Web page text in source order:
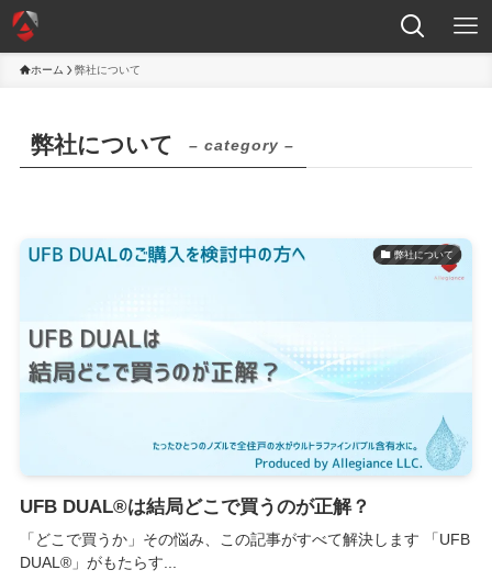
ホーム 弊社について
弊社について – category –
弊社について
UFB DUAL®は結局どこで買うのが正解？
「どこで買うか」その悩み、この記事がすべて解決します 「UFB
DUAL®」がもたらす...